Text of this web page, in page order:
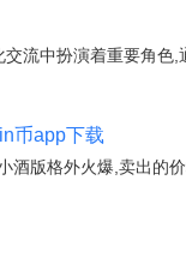
流中扮演着重要角色
币app下载
版格外火爆,卖出的